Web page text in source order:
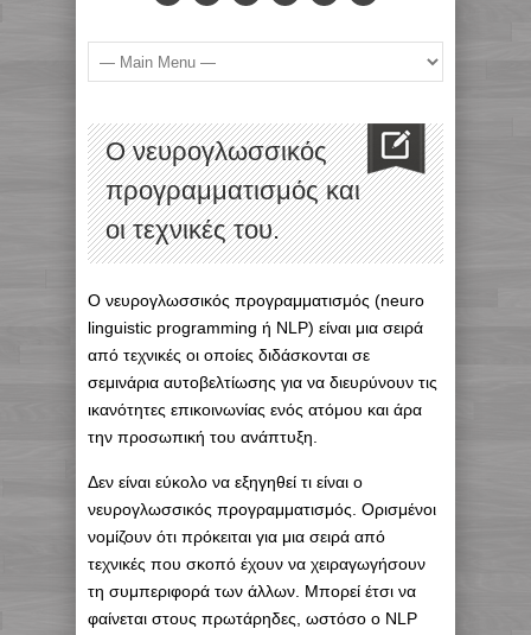
O νευρογλωσσικός
προγραμματισμός και
οι τεχνικές του.
O νευρογλωσσικός προγραμματισμός (neuro
linguistic programming ή NLP) είναι μια σειρά
από τεχνικές οι οποίες διδάσκονται σε
σεμινάρια αυτοβελτίωσης για να διευρύνουν τις
ικανότητες επικοινωνίας ενός ατόμου και άρα
την προσωπική του ανάπτυξη.
Δεν είναι εύκολο να εξηγηθεί τι είναι ο
νευρογλωσσικός προγραμματισμός. Ορισμένοι
νομίζουν ότι πρόκειται για μια σειρά από
τεχνικές που σκοπό έχουν να χειραγωγήσουν
τη συμπεριφορά των άλλων. Μπορεί έτσι να
φαίνεται στους πρωτάρηδες, ωστόσο ο NLP